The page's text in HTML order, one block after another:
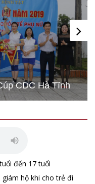
CDC Hà Tĩnh
đến 17 tuổi
hộ khi cho trẻ đi